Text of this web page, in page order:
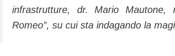
infrastrutture, dr. Mario Mautone,
Romeo”, su cui sta indagando la